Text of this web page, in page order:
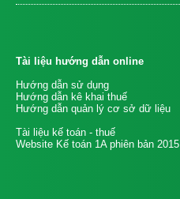
Tài liệu hướng dẫn online
Hướng dẫn sử dụng
Hướng dẫn kê khai thuế
Hướng dẫn quản lý cơ sở dữ liệu
Tài liệu kế toán - thuế
Website Kế toán 1A phiên bản 2015